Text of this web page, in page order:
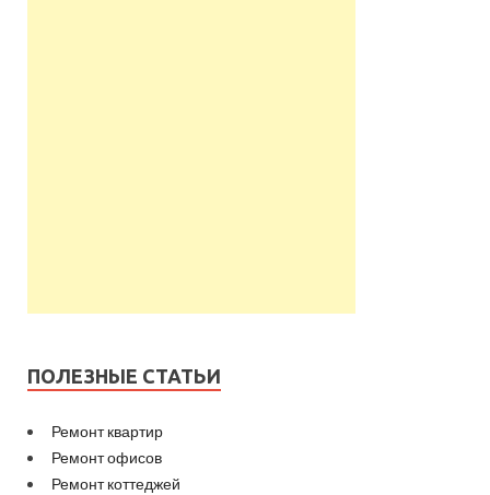
ПОЛЕЗНЫЕ СТАТЬИ
Ремонт квартир
Ремонт офисов
Ремонт коттеджей